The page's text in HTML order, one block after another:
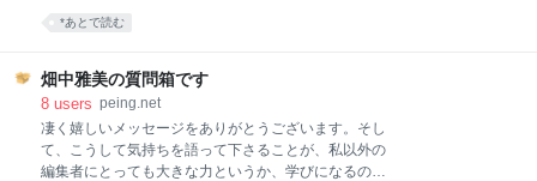
があります。 ただ、24フェーズはぶっちゃけかなり過
多です。ＯＣしてやっと効率でるかも？くらいです。
称ですね。 ＰＷＭコントローラー→パワー半導体→チ
ョークコイル→コンデンサ この4つで1セットで１フェ
ーズです。 1フェーズあたりの性能もかなり大きく変
わるので耐久性や性能が大きく変わります。 具体的な
例を出しますがＳＰＳとかＤｒＭＯＳ搭載とか書いて
*あとで読む
畑中雅美の質問箱です
8 users peing.net
凄く嬉しいメッセージをありがとうございます。そし
て、こうして気持ちを語って下さることが、私以外の
編集者にとっても大きな力というか、学びになるので